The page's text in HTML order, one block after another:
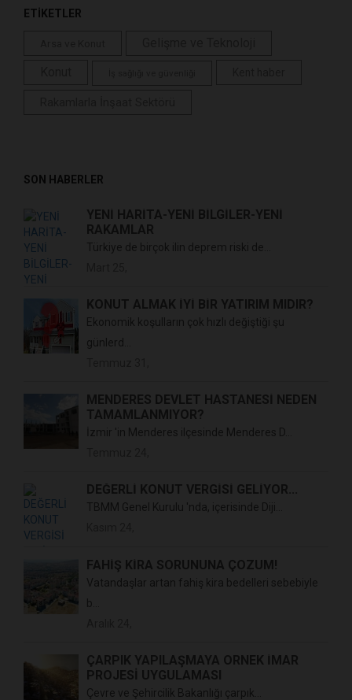
ETİKETLER
SON HABERLER
YENİ HARİTA-YENİ BİLGİLER-YENİ
RAKAMLAR
Türkiye de birçok ilin deprem riski de...
KONUT ALMAK İYİ BİR YATIRIM MIDIR?
Ekonomik koşulların çok hızlı değiştiği şu
günlerd...
MENDERES DEVLET HASTANESİ NEDEN
TAMAMLANMIYOR?
İzmir 'in Menderes ilçesinde Menderes D...
DEĞERLİ KONUT VERGİSİ GELİYOR...
TBMM Genel Kurulu 'nda, içerisinde Diji...
FAHİŞ KİRA SORUNUNA ÇÖZÜM!
Vatandaşlar artan fahiş kira bedelleri sebebiyle
b...
ÇARPIK YAPILAŞMAYA ÖRNEK İMAR
PROJESİ UYGULAMASI
Çevre ve Şehircilik Bakanlığı çarpık...